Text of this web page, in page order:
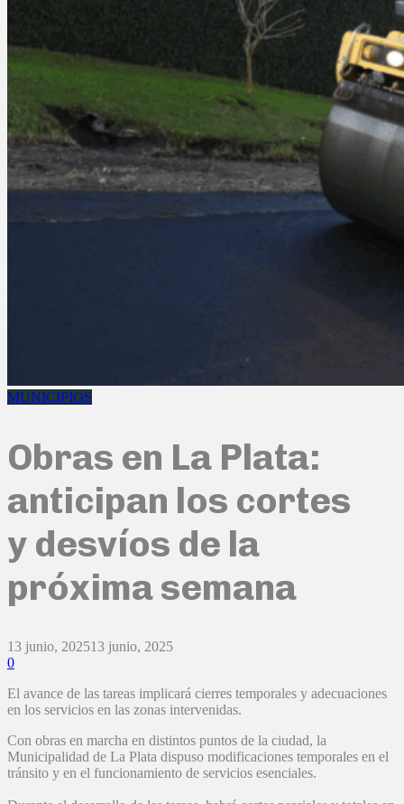
MUNICIPIOS
Obras en La Plata:
anticipan los cortes
y desvíos de la
próxima semana
13 junio, 202513 junio, 2025
0
El avance de las tareas implicará cierres temporales y adecuaciones
en los servicios en las zonas intervenidas.
Con obras en marcha en distintos puntos de la ciudad, la
Municipalidad de La Plata dispuso modificaciones temporales en el
tránsito y en el funcionamiento de servicios esenciales.